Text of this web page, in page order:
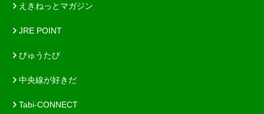
えきねっとマガジン
JRE POINT
びゅうたび
中央線が好きだ
Tabi-CONNECT